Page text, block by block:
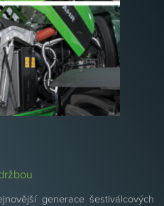
generace šestiválcových